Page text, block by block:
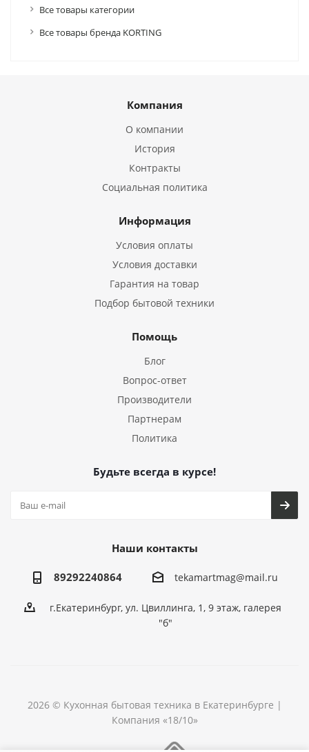
Все товары категории
Все товары бренда KORTING
Компания
О компании
История
Контракты
Социальная политика
Информация
Условия оплаты
Условия доставки
Гарантия на товар
Подбор бытовой техники
Помощь
Блог
Вопрос-ответ
Производители
Партнерам
Политика
Будьте всегда в курсе!
Наши контакты
89292240864 tekamartmag@mail.ru
г.Екатеринбург, ул. Цвиллинга, 1, 9 этаж, галерея
"б"
2026 © Кухонная бытовая техника в Екатеринбурге |
Компания «18/10»